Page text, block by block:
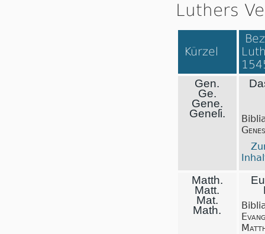
Luthers
Kürzel
Gen.
Ge.
Gene.
Geneſi.
Matth.
Matt.
Mat.
Math.